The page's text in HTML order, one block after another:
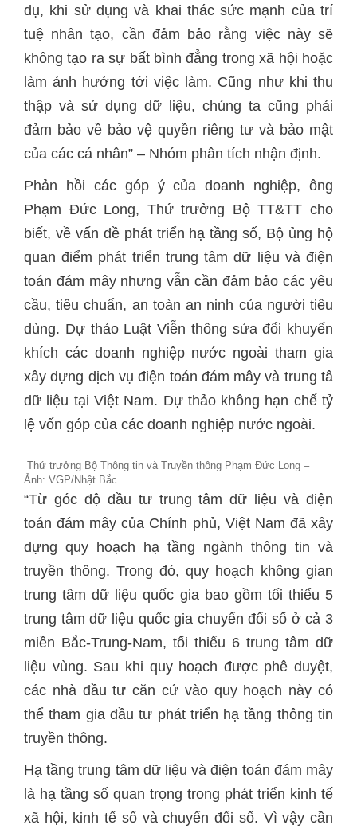
dụ, khi sử dụng và khai thác sức mạnh của trí
tuệ nhân tạo, cần đảm bảo rằng việc này sẽ
không tạo ra sự bất bình đẳng trong xã hội hoặc
làm ảnh hưởng tới việc làm. Cũng như khi thu
thập và sử dụng dữ liệu, chúng ta cũng phải
đảm bảo về bảo vệ quyền riêng tư và bảo mật
của các cá nhân” – Nhóm phân tích nhận định.
Phản hồi các góp ý của doanh nghiệp, ông
Phạm Đức Long, Thứ trưởng Bộ TT&TT cho
biết, về vấn đề phát triển hạ tầng số, Bộ ủng hộ
quan điểm phát triển trung tâm dữ liệu và điện
toán đám mây nhưng vẫn cần đảm bảo các yêu
cầu, tiêu chuẩn, an toàn an ninh của người tiêu
dùng. Dự thảo Luật Viễn thông sửa đổi khuyến
khích các doanh nghiệp nước ngoài tham gia
xây dựng dịch vụ điện toán đám mây và trung tâ
dữ liệu tại Việt Nam. Dự thảo không hạn chế tỷ
lệ vốn góp của các doanh nghiệp nước ngoài.
Thứ trưởng Bộ Thông tin và Truyền thông Phạm Đức Long –
Ảnh: VGP/Nhật Bắc
“Từ góc độ đầu tư trung tâm dữ liệu và điện
toán đám mây của Chính phủ, Việt Nam đã xây
dựng quy hoạch hạ tầng ngành thông tin và
truyền thông. Trong đó, quy hoạch không gian
trung tâm dữ liệu quốc gia bao gồm tối thiểu 5
trung tâm dữ liệu quốc gia chuyển đổi số ở cả 3
miền Bắc-Trung-Nam, tối thiểu 6 trung tâm dữ
liệu vùng. Sau khi quy hoạch được phê duyệt,
các nhà đầu tư căn cứ vào quy hoạch này có
thể tham gia đầu tư phát triển hạ tầng thông tin
truyền thông.
Hạ tầng trung tâm dữ liệu và điện toán đám mây
là hạ tầng số quan trọng trong phát triển kinh tế
xã hội, kinh tế số và chuyển đổi số. Vì vậy cần